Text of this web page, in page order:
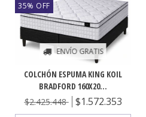
35% OFF
ENVÍO GRATIS
COLCHÓN ESPUMA KING KOIL
BRADFORD 160X20...
$2.425.448
$1.572.353